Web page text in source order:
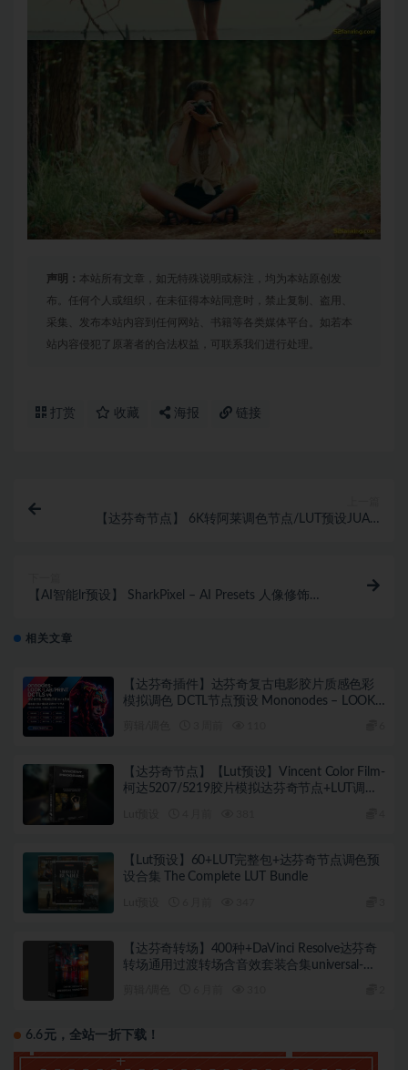
声明： 本站所有文章，如无特殊说明或标注，均为本站原创发
布。任何个人或组织，在未征得本站同意时，禁止复制、盗用、
采集、发布本站内容到任何网站、书籍等各类媒体平台。如若本
站内容侵犯了原著者的合法权益，可联系我们进行处理。
打赏 收藏 海报 链接
【达芬奇节点】 6K转阿莱调色节点/LUT预设JUAN
【AI智能lr预设】 SharkPixel – AI Presets 人像修饰
相关文章
【达芬奇插件】达芬奇复古电影胶片质感色彩
模拟调色 DCTL节点预设 Mononodes – LOOK /
【达芬奇节点】【Lut预设】Vincent Color Film-
柯达5207/5219胶片模拟达芬奇节点+LUT调色
【Lut预设】60+LUT完整包+达芬奇节点调色预
设合集 The Complete LUT Bundle
【达芬奇转场】400种+DaVinci Resolve达芬奇
转场通用过渡转场含音效套装合集universal-
6.6元，全站一折下载！